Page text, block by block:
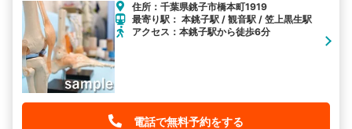
住所：千葉県銚子市橋本町1919
最寄り駅： 本銚子駅 / 観音駅 / 笠上黒生駅
アクセス：本銚子駅から徒歩6分
電話で無料予約をする